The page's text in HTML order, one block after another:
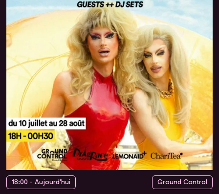
18:00 - Aujourd'hui Ground Control